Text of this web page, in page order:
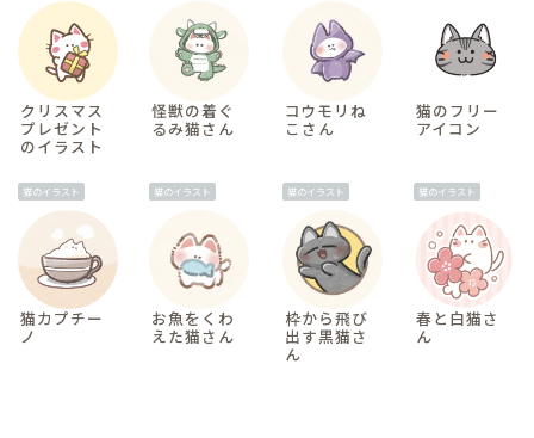
クリスマス
プレゼント
のイラスト
怪獣の着ぐ
るみ猫さん
コウモリね
こさん
猫のフリー
アイコン
猫のイラスト
猫カプチー
ノ
猫のイラスト
お魚をくわ
えた猫さん
猫のイラスト
枠から飛び
出す黒猫さ
ん
猫のイラスト
春と白猫さ
ん